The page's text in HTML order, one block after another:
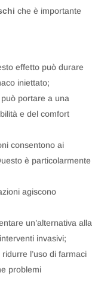
che è importante
effetto può durare
iniettato;
portare a una
e del comfort
consentono ai
è particolarmente
agiscono
un’alternativa alla
invasivi;
l’uso di farmaci
problemi